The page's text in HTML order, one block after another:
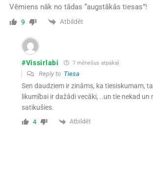
Vēmiens nāk no tādas “augstākās tiesas”!
9 Atbildēt
#Vissirlabi 7 mēnešus atpakaļ
Reply to Tiesa
Sen daudziem ir zināms, ka tiesiskumam,
likumībai ir dažādi vecāki, ..un tie nekad un
satikušies.
4 Atbildēt